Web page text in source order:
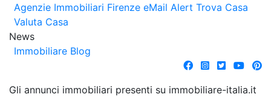
Agenzie Immobiliari Firenze eMail Alert Trova Casa
Valuta Casa
News
Immobiliare Blog
Gli annunci immobiliari presenti su immobiliare-italia.it